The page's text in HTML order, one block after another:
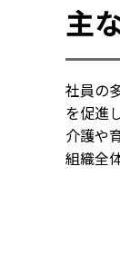
主
社員の
を促進
介護や
組織全